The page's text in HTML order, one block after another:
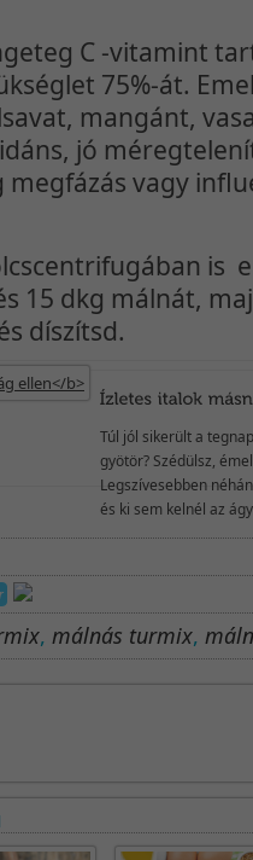
C -vitamint
75%-át.
mangánt,
jó
megfázás vagy
is
15 dkg málnát,
díszítsd.
Túl jól sikerült a
gyötör? Szédülsz,
Legszívesebben
és ki sem kelnél az
, málnás turmix,